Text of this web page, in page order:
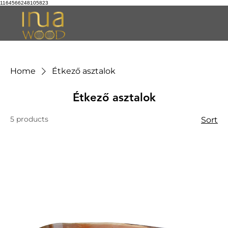
1164566248105823
Home Étkező asztalok
Étkező asztalok
5 products Sort